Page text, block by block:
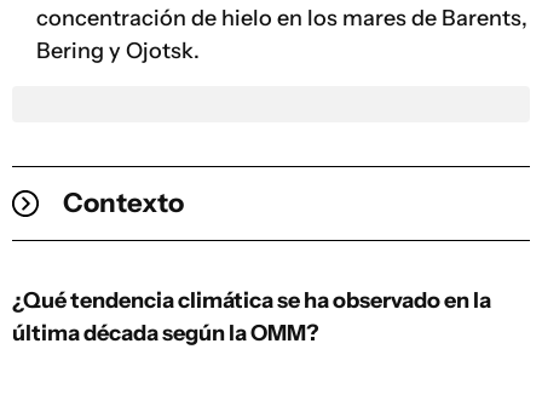
concentración de hielo en los mares de Barents,
Bering y Ojotsk.
Contexto
¿Qué tendencia climática se ha observado en la
última década según la OMM?